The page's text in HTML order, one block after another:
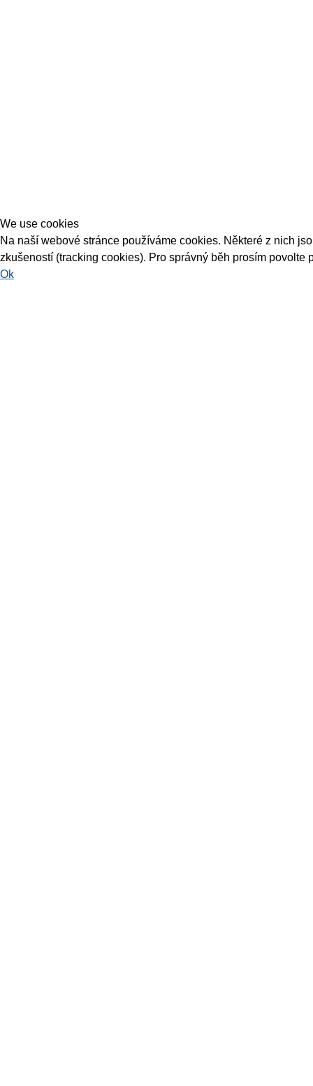
We use cookies
Na naší webové stránce používáme cookies. Některé z nich
zkušeností (tracking cookies). Pro správný běh prosím povolte
Ok